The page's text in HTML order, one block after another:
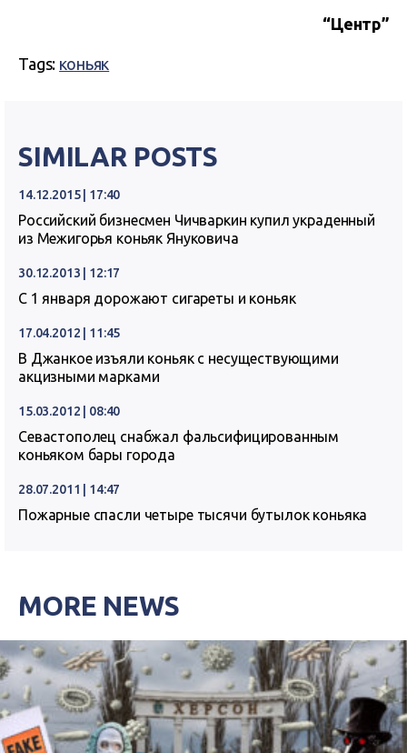
“Центр”
Tags: коньяк
SIMILAR POSTS
14.12.2015 | 17:40
Российский бизнесмен Чичваркин купил украденный
из Межигорья коньяк Януковича
30.12.2013 | 12:17
С 1 января дорожают сигареты и коньяк
17.04.2012 | 11:45
В Джанкое изъяли коньяк с несуществующими
акцизными марками
15.03.2012 | 08:40
Севастополец снабжал фальсифицированным
коньяком бары города
28.07.2011 | 14:47
Пожарные спасли четыре тысячи бутылок коньяка
MORE NEWS